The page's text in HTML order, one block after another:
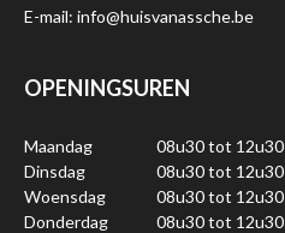
E-mail: info@huisvanassche.be
OPENINGSUREN
Maandag 08u30 tot 12u30
Dinsdag
08u30 tot 12u30
Woensdag
08u30 tot 12u30
Donderdag
08u30 tot 12u30